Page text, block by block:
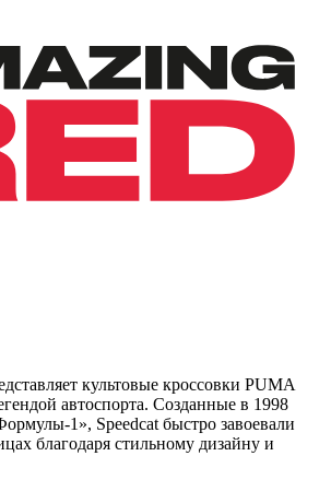
культовые кроссовки PUMA
автоспорта. Созданные в 1998
1», Speedcat быстро завоевали
благодаря стильному дизайну и